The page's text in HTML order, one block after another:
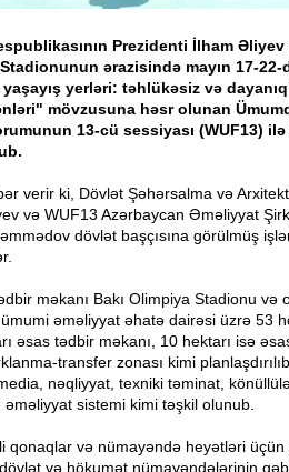
Prezidenti İlham Əliyev
ərazisində mayın 17-
yerləri: təhlükəsiz və
mövzusuna həsr olunan
13-cü sessiyası (WUF13)
verir ki, Dövlət Şəhərsalma və
və WUF13 Azərbaycan Əməliyyat
dövlət başçısına görülmüş
məkanı Bakı Olimpiya Stadionu və
ümumi əməliyyat əhatə dairəsi üzrə 53
əsas tədbir məkanı, 10 hektarı isə
transfer zonası kimi
nəqliyyat, texniki təminat,
sistemi kimi təşkil olunub.
qonaqlar və nümayəndə heyətləri
dövlət və hökumət nümayəndələrinin